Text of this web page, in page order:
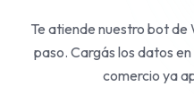
Te atiende nuestro bot
paso. Cargás los datos
comercio ya